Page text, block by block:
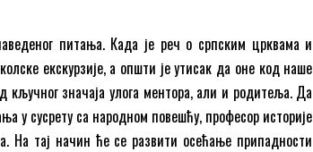
питања. Када је реч о српским црквама и
екскурзије, а општи је утисак да оне код наше
значаја улога ментора, али и родитеља. Да
у сусрету са народном повешћу, професор историје
На тај начин ће се развити осећање припадности